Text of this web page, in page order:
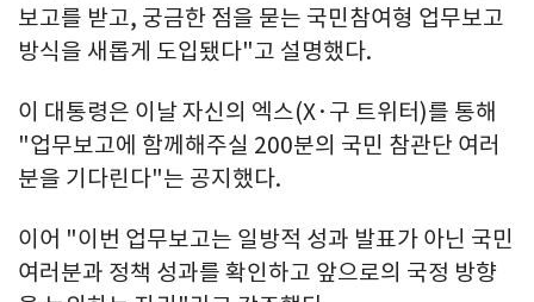
보고를 받고, 궁금한 점을 묻는 국민참여형 업무보고
방식을 새롭게 도입됐다"고 설명했다.
이 대통령은 이날 자신의 엑스(X·구 트위터)를 통해
"업무보고에 함께해주실 200분의 국민 참관단 여러
분을 기다린다"는 공지했다.
이어 "이번 업무보고는 일방적 성과 발표가 아닌 국민
여러분과 정책 성과를 확인하고 앞으로의 국정 방향